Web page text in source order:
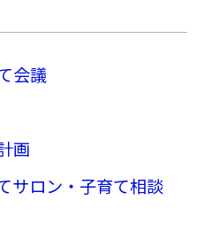
会議
画
サロン・子育て相談